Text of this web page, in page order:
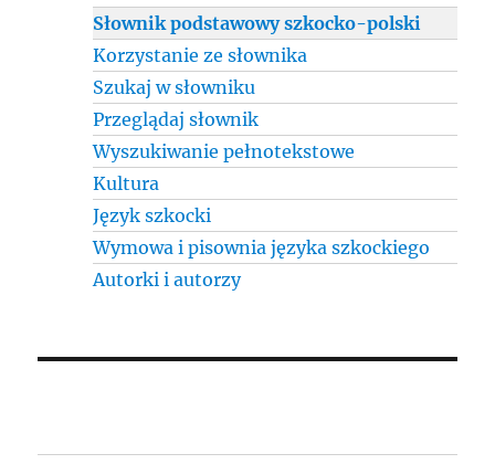
Słownik podstawowy szkocko-polski
Korzystanie ze słownika
Szukaj w słowniku
Przeglądaj słownik
Wyszukiwanie pełnotekstowe
Kultura
Język szkocki
Wymowa i pisownia języka szkockiego
Autorki i autorzy